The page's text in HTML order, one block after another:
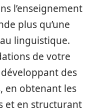
l’enseignement
plus qu’une
linguistique.
de votre
des
en obtenant les
et en structurant